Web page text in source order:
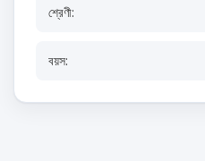
শ্রেণী:
বয়স: